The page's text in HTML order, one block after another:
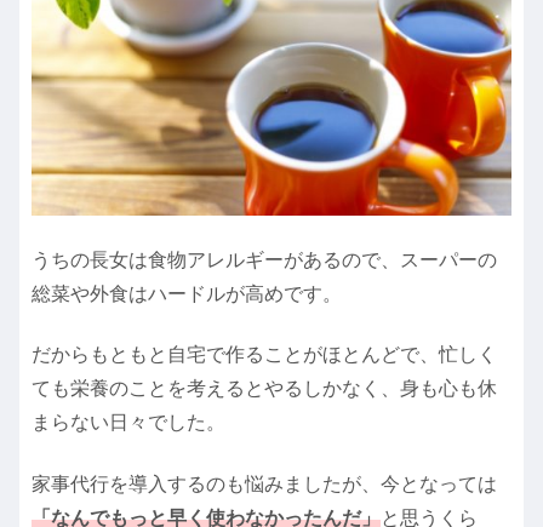
うちの長女は食物アレルギーがあるので、スーパーの
総菜や外食はハードルが高めです。
だからもともと自宅で作ることがほとんどで、忙しく
ても栄養のことを考えるとやるしかなく、身も心も休
まらない日々でした。
家事代行を導入するのも悩みましたが、今となっては
「なんでもっと早く使わなかったんだ」と思うくら